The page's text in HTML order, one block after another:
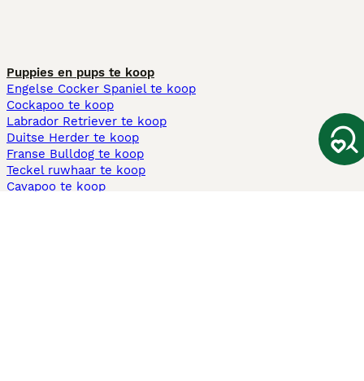
Puppies en pups te koop
Engelse Cocker Spaniel te koop
Cockapoo te koop
Labrador Retriever te koop
Duitse Herder te koop
Franse Bulldog te koop
Teckel ruwhaar te koop
Cavapoo te koop